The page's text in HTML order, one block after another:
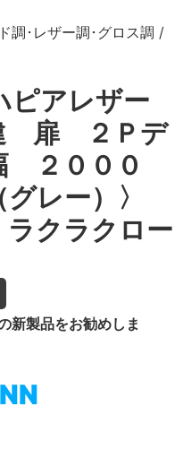
調･レザー調･グロス調 /
アレザー
扉 ２Ｐデ
２０００
レー）〉
クラクロー
新製品をお勧めしま